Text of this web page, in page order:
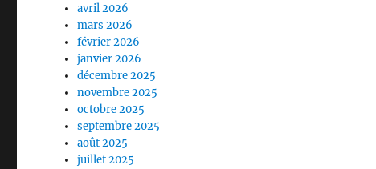
avril 2026
mars 2026
février 2026
janvier 2026
décembre 2025
novembre 2025
octobre 2025
septembre 2025
août 2025
juillet 2025